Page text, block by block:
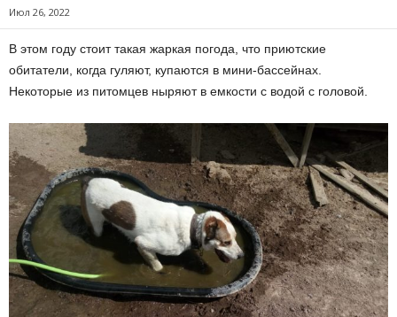
Июл 26, 2022
В этом году стоит такая жаркая погода, что приютские
обитатели, когда гуляют, купаются в мини-бассейнах.
Некоторые из питомцев ныряют в емкости с водой с головой.